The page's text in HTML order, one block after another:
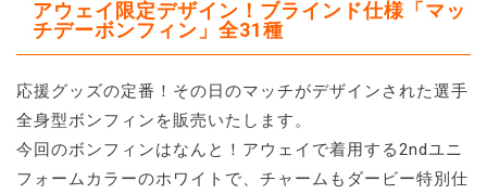
アウェイ限定デザイン！ブラインド仕様「マッ
チデーボンフィン」全31種
応援グッズの定番！その日のマッチがデザインされた選手
全身型ボンフィンを販売いたします。
今回のボンフィンはなんと！アウェイで着用する2ndユニ
フォームカラーのホワイトで、チャームもダービー特別仕